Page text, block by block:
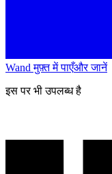
Wand मुफ़्त में पाएँऔर जानें
इस पर भी उपलब्ध है